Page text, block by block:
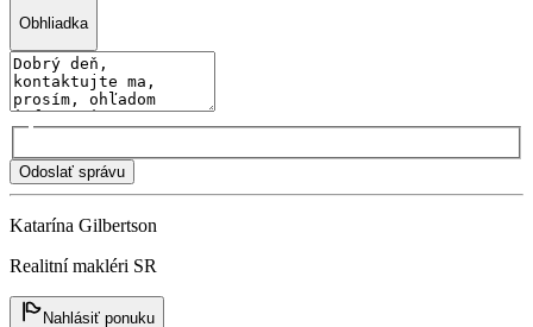
Obhliadka
Odoslať správu
Katarína Gilbertson
Realitní makléri SR
Nahlásiť ponuku